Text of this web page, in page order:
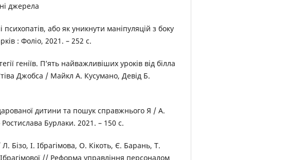
джерела
психопатів, або як уникнути маніпуляцій з боку
: Фоліо, 2021. – 252 с.
геніїв. П’ять найважливіших уроків від білла
Джобса / Майкл А. Кусумано, Девід Б.
дитини та пошук справжнього Я / А.
Бурлаки. 2021. – 150 с.
Бізо, І. Ібрагімова, О. Кікоть, Є. Барань, Т.
// Реформа управління персоналом